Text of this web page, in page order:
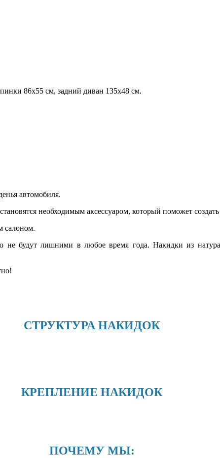
86х55 см, задний диван 135х48 см.
автомобиля.
необходимым аксессуаром, который поможет
салоном.
будут лишними в любое время года. Накидки из
СТРУКТУРА НАКИДОК
КРЕПЛЕНИЕ НАКИДОК
ПОЧЕМУ МЫ: